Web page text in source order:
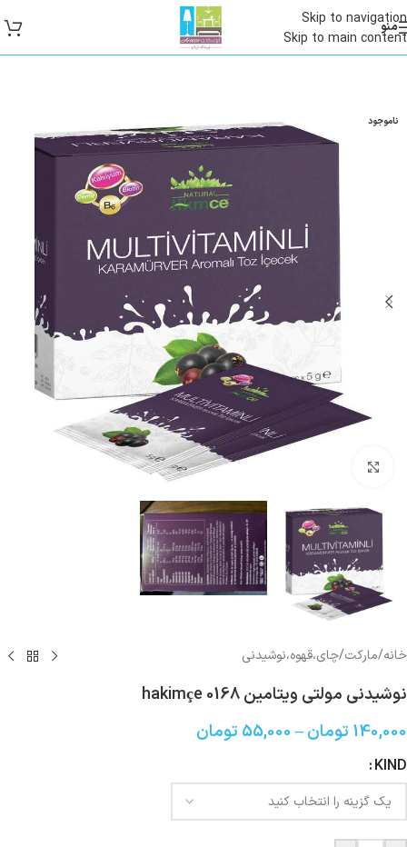
Skip to navigation
Skip to main content
منو
ناموجود
خانه/مارکت/چای،قهوه،نوشیدنی
نوشیدنی مولتی ویتامین hakimçe 0168
140,000 تومان–
55,000 تومان
KIND